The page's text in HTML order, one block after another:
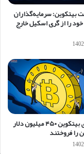
بیتکوین: سرمایه‌گذاران
را از گری اسکیل خارج
ماینرهای بیتکوین ۴۵۰ میلیون دلار
را فروختند